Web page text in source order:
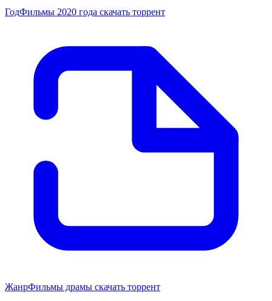
ГодФильмы 2020 года скачать торрент
ЖанрФильмы драмы скачать торрент